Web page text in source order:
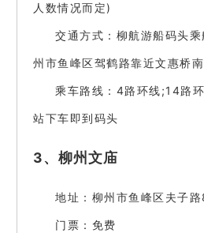
人数情况而定)
交通方式：柳航游船码头
州市鱼峰区驾鹤路靠近文惠桥南
乘车路线：4路环线;14路
站下车即到码头
3、柳州文庙
地址：柳州市鱼峰区夫子
门票：免费